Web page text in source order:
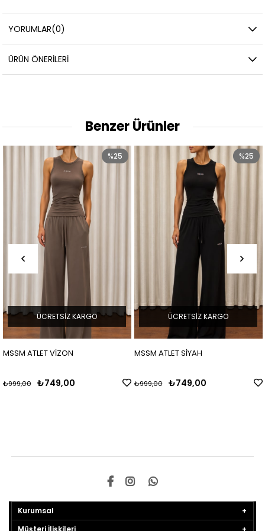
YORUMLAR(0)
ÜRÜN ÖNERILERI
Benzer Ürünler
ATLET VİZON
₺749,00
%25
ÜCRETSIZ KARGO
MSSM ATLET SİYAH
₺749,00
₺999,00
%25
ÜCRETSIZ KARGO
Kurumsal
Müşteri İlişkileri